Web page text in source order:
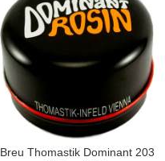
Breu Thomastik Dominant 203